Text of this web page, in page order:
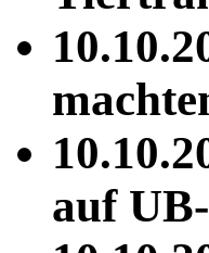
auf